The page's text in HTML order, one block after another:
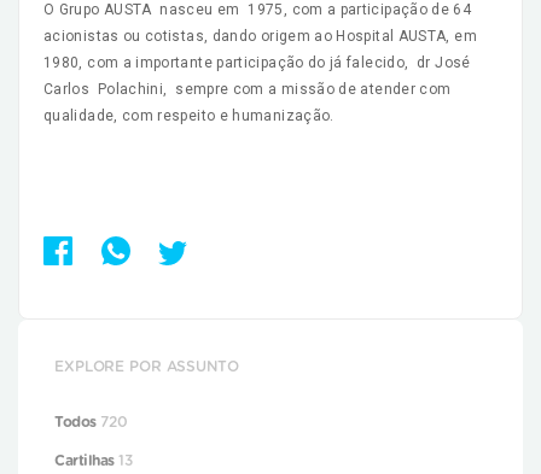
O Grupo AUSTA nasceu em 1975, com a participação de 64
acionistas ou cotistas, dando origem ao Hospital AUSTA, em
1980, com a importante participação do já falecido, dr José
Carlos Polachini, sempre com a missão de atender com
qualidade, com respeito e humanização.
EXPLORE POR ASSUNTO
Todos 720
Cartilhas13